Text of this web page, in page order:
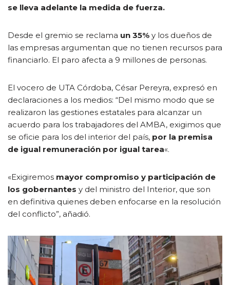
se lleva adelante la medida de fuerza.
Desde el gremio se reclama un 35% y los dueños de
las empresas argumentan que no tienen recursos para
financiarlo. El paro afecta a 9 millones de personas.
El vocero de UTA Córdoba, César Pereyra, expresó en
declaraciones a los medios: “Del mismo modo que se
realizaron las gestiones estatales para alcanzar un
acuerdo para los trabajadores del AMBA, exigimos que
se oficie para los del interior del país, por la premisa
de igual remuneración por igual tarea«.
«Exigiremos mayor compromiso y participación de
los gobernantes y del ministro del Interior, que son
en definitiva quienes deben enfocarse en la resolución
del conflicto”, añadió.